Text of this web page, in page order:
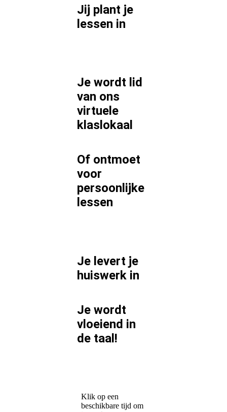
Jij plant je
lessen in
Je wordt lid
van ons
virtuele
klaslokaal
Of ontmoet
voor
persoonlijke
lessen
Je levert je
huiswerk in
Je wordt
vloeiend in
de taal!
Klik op een
beschikbare tijd om